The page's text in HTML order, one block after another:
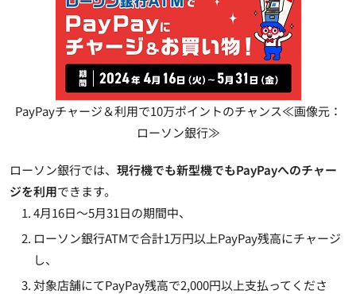
PayPayチャージ＆利用で10万ポイントのチャンス≪画像元：
ローソン銀行≫
ローソン銀行では、 現行機でも新型機でもPayPayへのチャー
ジを利用できます。
4月16日～5月31日の期間中、
ローソン銀行ATMで合計1万円以上PayPay残高にチャージ
し、
対象店舗にてPayPay残高で2,000円以上支払ってくださ